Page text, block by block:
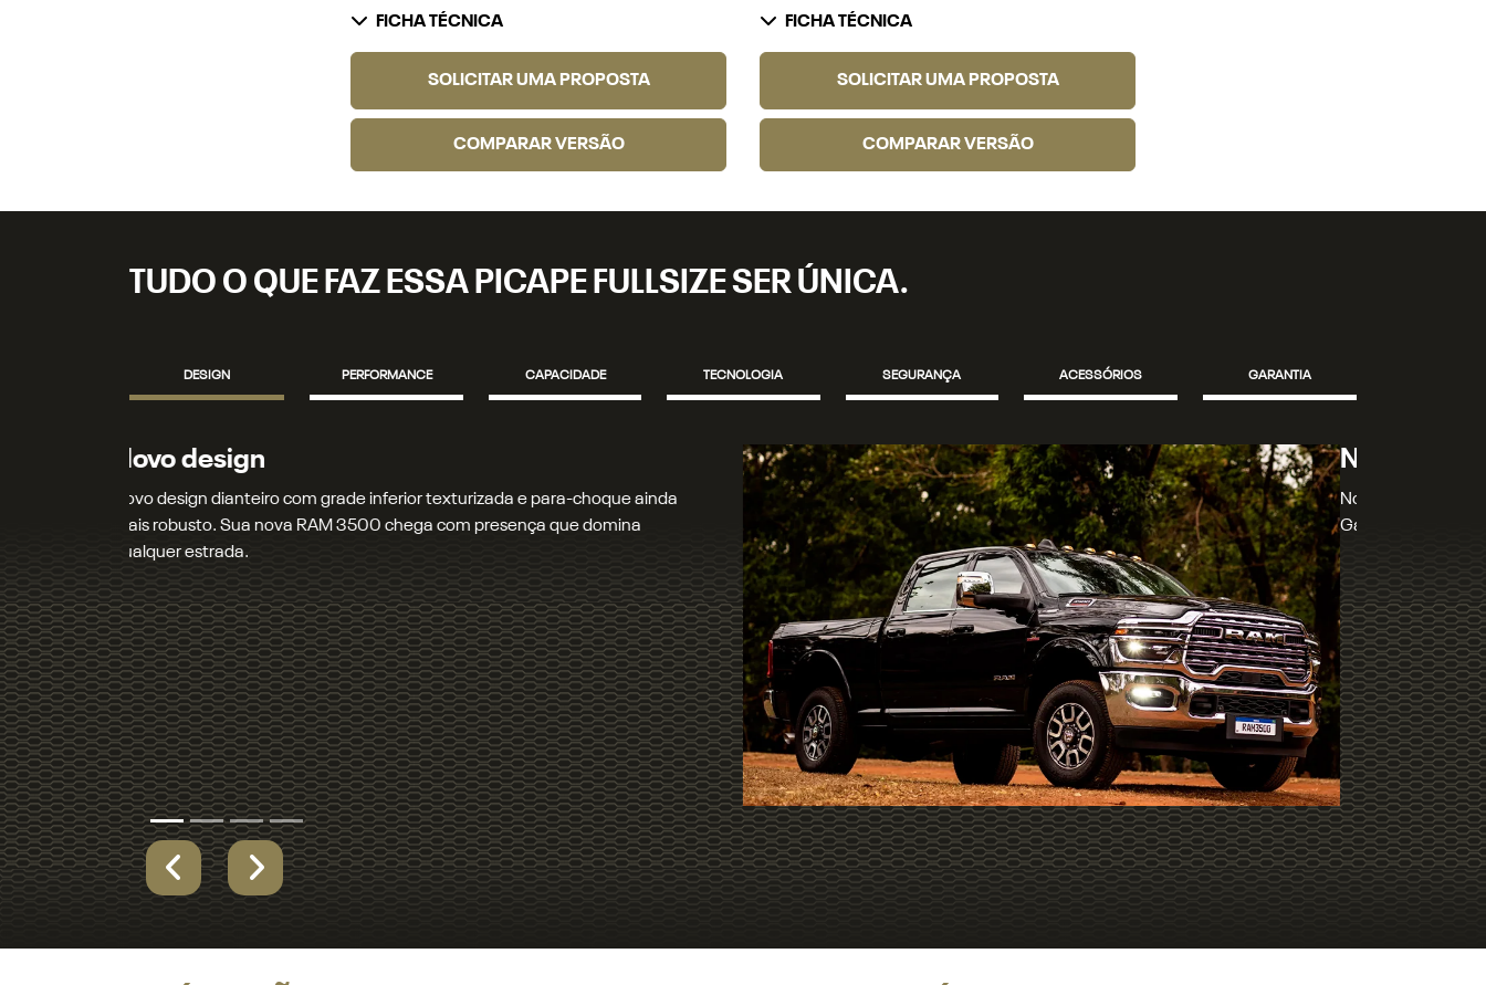
FICHA TÉCNICA
SOLICITAR UMA PROPOSTA
COMPARAR VERSÃO
FICHA TÉCNICA
SOLICITAR UMA PROPOSTA
COMPARAR VERSÃO
TUDO O QUE FAZ ESSA PICAPE FULLSIZE SER ÚNICA.
DESIGN PERFORMANCE CAPACIDADE TECNOLOGIA SEGURANÇA ACESSÓRIOS GARANTIA
Novos faróis
Novos faróis e lanternas full LED que iluminam seu caminho com precisão.
Garanta mais segurança e um visual marcante, seja de dia ou de noite.​
Próximo
Madeira de verdade